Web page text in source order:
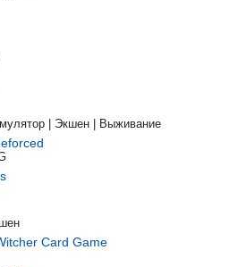
| Экшен | Выживание
Card Game